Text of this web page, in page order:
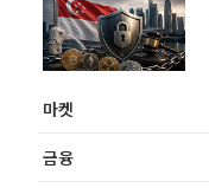
마켓
금융